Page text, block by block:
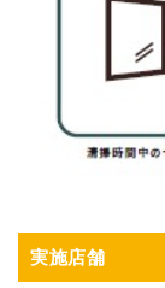
実施店舗